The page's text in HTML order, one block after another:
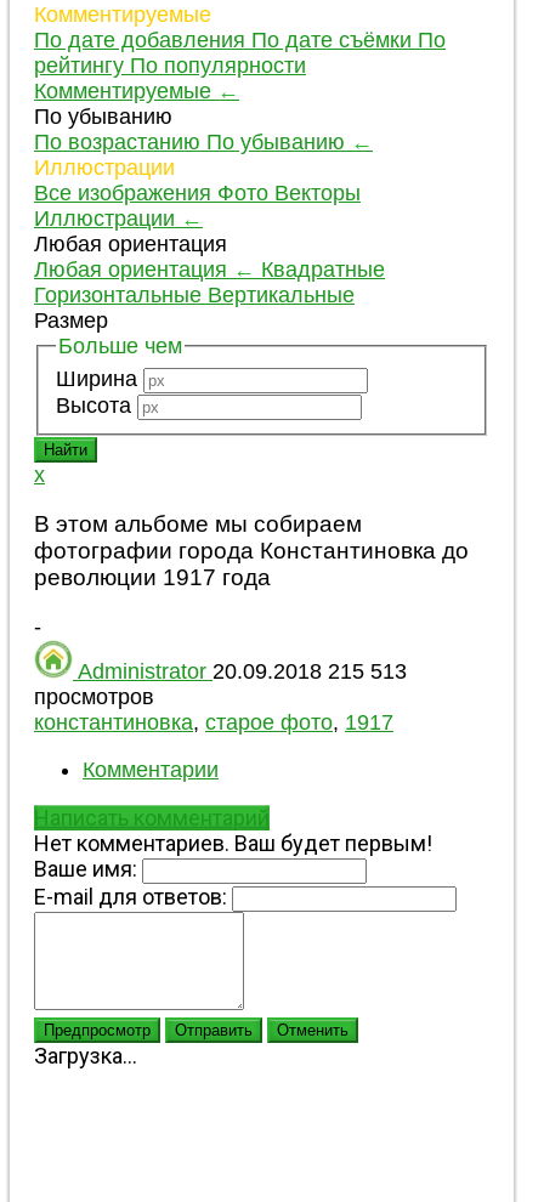
Комментируемые
По дате добавления По дате съёмки По
рейтингу По популярности
Комментируемые ←
По убыванию
По возрастанию По убыванию ←
Иллюстрации
Все изображения Фото Векторы
Иллюстрации ←
Любая ориентация
Любая ориентация ← Квадратные
Горизонтальные Вертикальные
Размер
Больше чем
Ширина
Высота
x
В этом альбоме мы собираем
фотографии города Константиновка до
революции 1917 года
-
Administrator 20.09.2018 215 513
просмотров
константиновка, старое фото, 1917
Комментарии
Написать комментарий
Нет комментариев. Ваш будет первым!
Ваше имя:
E-mail для ответов:
Предпросмотр Отправить Отменить
Загрузка...